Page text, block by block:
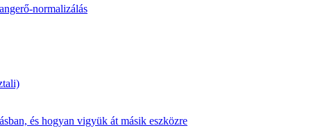
normalizálás
és hogyan vigyük át másik eszközre